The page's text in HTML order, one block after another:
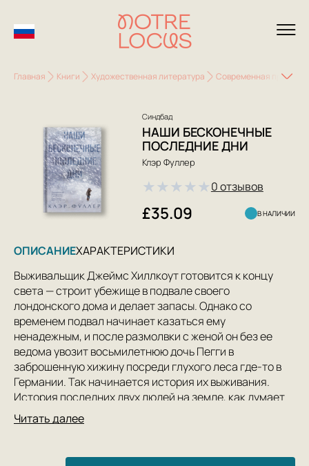
Главная Книги Художественная литература Современная проза
Синдбад
НАШИ БЕСКОНЕЧНЫЕ
ПОСЛЕДНИЕ ДНИ
Клэр Фуллер
★★★★★0 отзывов
£35.09 В НАЛИЧИИ
ОПИСАНИЕХАРАКТЕРИСТИКИ
Выживальщик Джеймс Хиллкоут готовится к концу
света — строит убежище в подвале своего
лондонского дома и делает запасы. Однако со
временем подвал начинает казаться ему
ненадежным, и после размолвки с женой он без ее
ведома увозит восьмилетнюю дочь Пегги в
заброшенную хижину посреди глухого леса где-то в
Германии. Так начинается история их выживания.
История последних двух людей на земле, как думает
Пегги, — ведь отец убедил ее, что во всем мире больше
никого не осталось … Девять лет спустя Пегги
что произошло в лесу, приводят к новым загадкам.
Читать далее